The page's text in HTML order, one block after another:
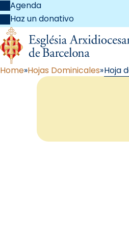
Agenda
Haz un donativo
Home Hojas Dominicales Hoja